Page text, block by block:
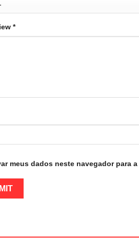
*
meus dados neste navegador para